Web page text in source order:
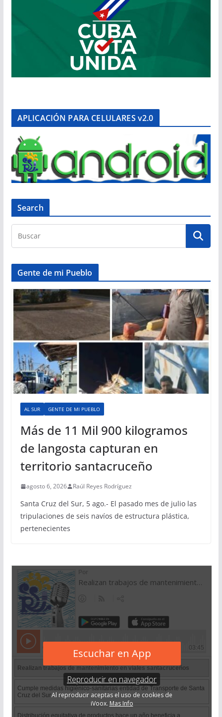
APLICACIÓN PARA CELULARES v2.0
Search
Gente de mi Pueblo
AL SUR GENTE DE MI PUEBLO
Más de 11 Mil 900 kilogramos
de langosta capturan en
territorio santacruceño
agosto 6, 2026 Raúl Reyes Rodríguez
Santa Cruz del Sur, 5 ago.- El pasado mes de julio las
tripulaciones de seis navíos de estructura plástica,
pertenecientes